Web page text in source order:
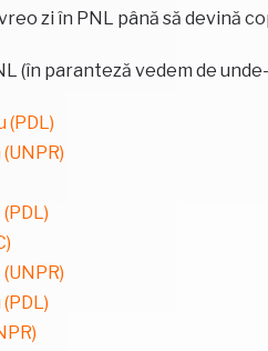
zi în PNL până să devină
(în paranteză vedem de
(PDL)